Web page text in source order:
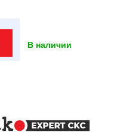
В наличии